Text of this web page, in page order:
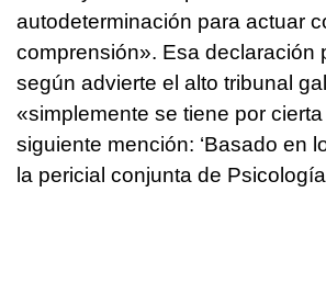
autodeterminación para actuar
comprensión». Esa declaración
según advierte el alto tribunal
«simplemente se tiene por
siguiente mención: ‘Basado en
la pericial conjunta de